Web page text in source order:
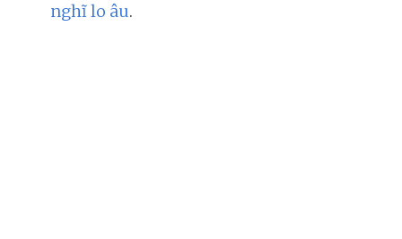
nghĩ lo âu.